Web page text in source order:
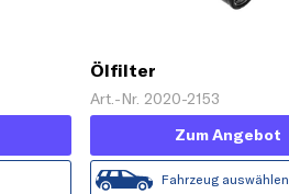
Ölfilter
Art.-Nr. 2020-2153
Zum Angebot
Fahrzeug auswählen